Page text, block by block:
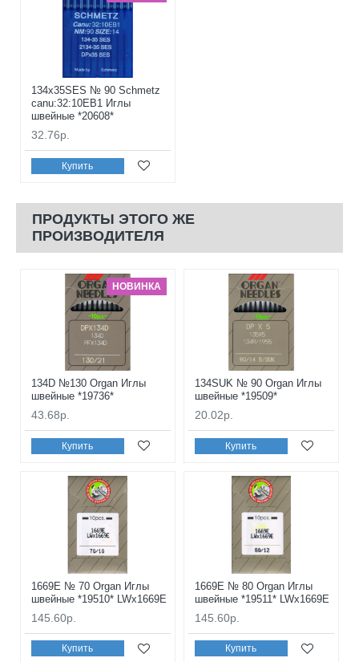
134x35SES № 90 Schmetz
canu:32:10EB1 Иглы
швейные *20608*
32.76р.
Купить
ПРОДУКТЫ ЭТОГО ЖЕ
ПРОИЗВОДИТЕЛЯ
НОВИНКА
134D №130 Organ Иглы
швейные *19736*
43.68р.
Купить
134SUK № 90 Organ Иглы
швейные *19509*
20.02р.
Купить
1669E № 70 Organ Иглы
швейные *19510* LWx1669E
145.60р.
Купить
1669E № 80 Organ Иглы
швейные *19511* LWx1669E
145.60р.
Купить